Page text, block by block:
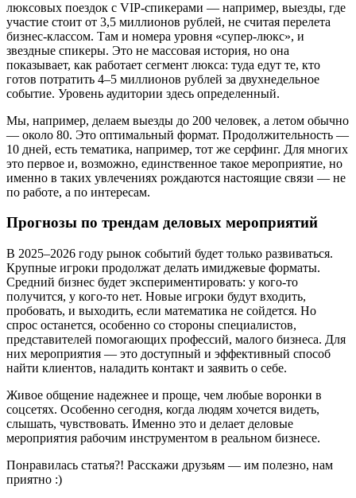
люксовых поездок с VIP-спикерами — например, выезды, где
участие стоит от 3,5 миллионов рублей, не считая перелета
бизнес-классом. Там и номера уровня «супер-люкс», и
звездные спикеры. Это не массовая история, но она
показывает, как работает сегмент люкса: туда едут те, кто
готов потратить 4–5 миллионов рублей за двухнедельное
событие. Уровень аудитории здесь определенный.
Мы, например, делаем выезды до 200 человек, а летом обычно
— около 80. Это оптимальный формат. Продолжительность —
10 дней, есть тематика, например, тот же серфинг. Для многих
это первое и, возможно, единственное такое мероприятие, но
именно в таких увлечениях рождаются настоящие связи — не
по работе, а по интересам.
Прогнозы по трендам деловых мероприятий
В 2025–2026 году рынок событий будет только развиваться.
Крупные игроки продолжат делать имиджевые форматы.
Средний бизнес будет экспериментировать: у кого-то
получится, у кого-то нет. Новые игроки будут входить,
пробовать, и выходить, если математика не сойдется. Но
спрос останется, особенно со стороны специалистов,
представителей помогающих профессий, малого бизнеса. Для
них мероприятия — это доступный и эффективный способ
найти клиентов, наладить контакт и заявить о себе.
Живое общение надежнее и проще, чем любые воронки в
соцсетях. Особенно сегодня, когда людям хочется видеть,
слышать, чувствовать. Именно это и делает деловые
мероприятия рабочим инструментом в реальном бизнесе.
Понравилась статья?! Расскажи друзьям — им полезно, нам
приятно :)